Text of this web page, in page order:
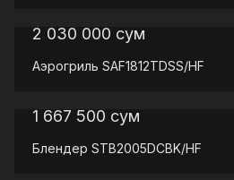
2 030 000 сум
Аэрогриль SAF1812TDSS/HF
1 667 500 сум
Блендер STB2005DCBK/HF